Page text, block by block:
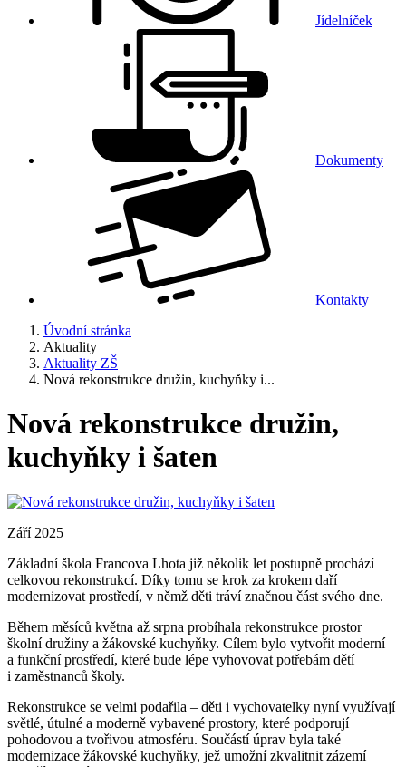
Jídelníček
Dokumenty
Kontakty
Úvodní stránka
Aktuality
Aktuality ZŠ
Nová rekonstrukce družin, kuchyňky i...
Nová rekonstrukce družin,
kuchyňky i šaten
Září 2025
Základní škola Francova Lhota již několik let postupně prochází
celkovou rekonstrukcí. Díky tomu se krok za krokem daří
modernizovat prostředí, v němž děti tráví značnou část svého dne.
Během měsíců května až srpna probíhala rekonstrukce prostor
školní družiny a žákovské kuchyňky. Cílem bylo vytvořit moderní
a funkční prostředí, které bude lépe vyhovovat potřebám dětí
i zaměstnanců školy.
Rekonstrukce se velmi podařila – děti i vychovatelky nyní využívají
světlé, útulné a moderně vybavené prostory, které podporují
pohodovou a tvořivou atmosféru. Součástí úprav byla také
modernizace žákovské kuchyňky, jež umožní zkvalitnit zázemí